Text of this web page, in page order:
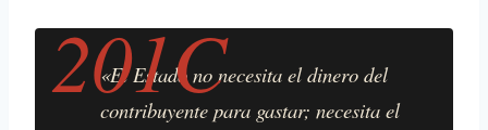
«El Estado no necesita el dinero del
contribuyente para gastar; necesita el